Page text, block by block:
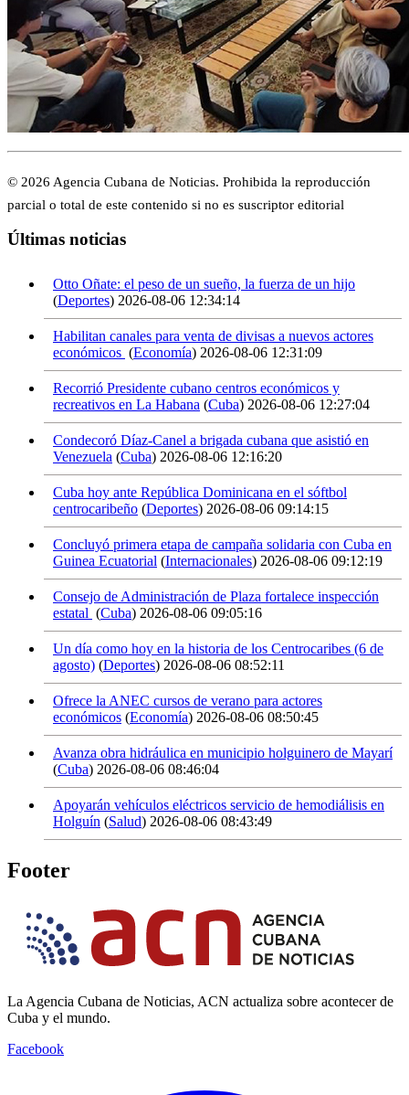
© 2026 Agencia Cubana de Noticias. Prohibida la reproducción
parcial o total de este contenido si no es suscriptor editorial
Últimas noticias
Otto Oñate: el peso de un sueño, la fuerza de un hijo
(Deportes) 2026-08-06 12:34:14
Habilitan canales para venta de divisas a nuevos actores
económicos (Economía) 2026-08-06 12:31:09
Recorrió Presidente cubano centros económicos y
recreativos en La Habana (Cuba) 2026-08-06 12:27:04
Condecoró Díaz-Canel a brigada cubana que asistió en
Venezuela (Cuba) 2026-08-06 12:16:20
Cuba hoy ante República Dominicana en el sóftbol
centrocaribeño (Deportes) 2026-08-06 09:14:15
Concluyó primera etapa de campaña solidaria con Cuba en
Guinea Ecuatorial (Internacionales) 2026-08-06 09:12:19
Consejo de Administración de Plaza fortalece inspección
estatal (Cuba) 2026-08-06 09:05:16
Un día como hoy en la historia de los Centrocaribes (6 de
agosto) (Deportes) 2026-08-06 08:52:11
Ofrece la ANEC cursos de verano para actores
económicos (Economía) 2026-08-06 08:50:45
Avanza obra hidráulica en municipio holguinero de Mayarí
(Cuba) 2026-08-06 08:46:04
Apoyarán vehículos eléctricos servicio de hemodiálisis en
Holguín (Salud) 2026-08-06 08:43:49
Footer
La Agencia Cubana de Noticias, ACN actualiza sobre acontecer de
Cuba y el mundo.
Facebook